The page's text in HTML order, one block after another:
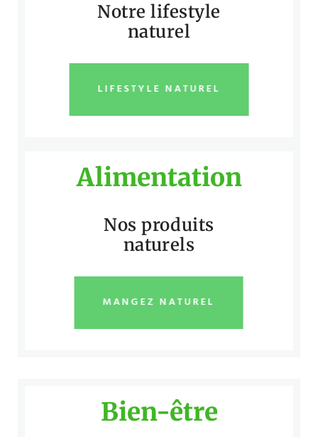
Notre lifestyle
naturel
LIFESTYLE NATUREL
Alimentation
Nos produits
naturels
MANGEZ NATUREL
Bien-être